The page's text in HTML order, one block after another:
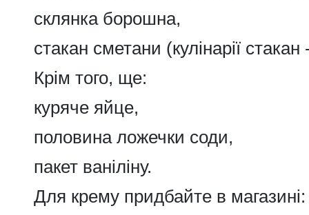
склянка борошна,
стакан сметани (кулінарії стакан
Крім того, ще:
куряче яйце,
половина ложечки соди,
пакет ваніліну.
Для крему придбайте в магазині: